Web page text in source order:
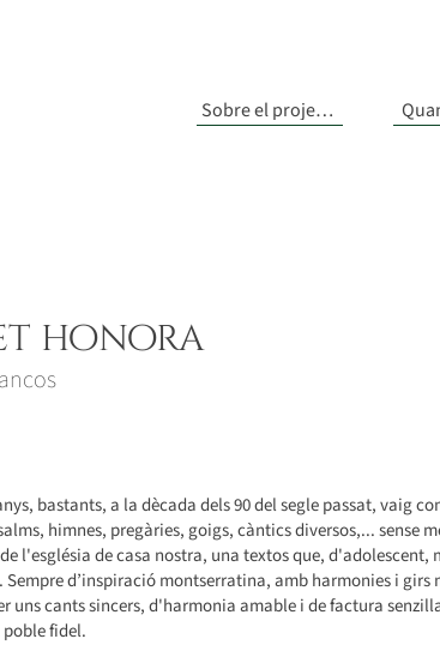
Sobre el projecte
honora
bastants, a la dècada dels 90 del segle passat, vaig
himnes, pregàries, goigs, càntics diversos,... sense
l'església de casa nostra, una textos que, d'adolescent,
d’inspiració montserratina, amb harmonies i girs
uns cants sincers, d'harmonia amable i de factura
fidel.